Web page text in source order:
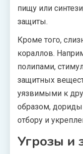
пищу или
защиты.
Кроме того,
кораллов.
полипами,
защитных
уязвимыми к
образом, дориды
отбору и
Угрозы и